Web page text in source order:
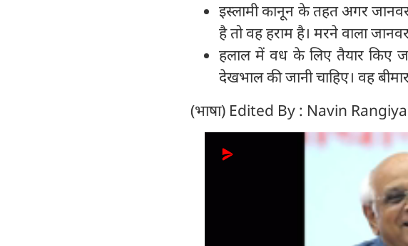
इस्लामी कानून के तहत अगर
है तो वह हराम है। मरने वाला
हलाल में वध के लिए तैयार किए
देखभाल की जानी चाहिए। वह बीमार
(भाषा) Edited By : Navin